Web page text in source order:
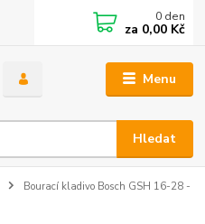
Menu
Hledat
0 den
za 0,00 Kč
Bourací kladivo Bosch GSH 16-28 -